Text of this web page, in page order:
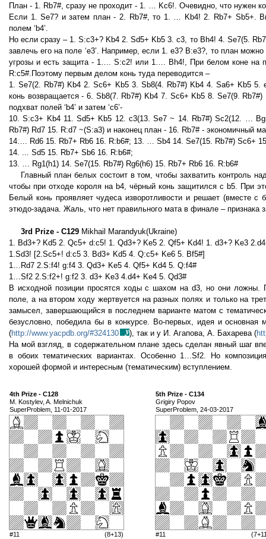
План - 1. Rb7#, сразу не проходит - 1. … Kc6!. Очевидно, что нужен
Если 1. Se7? и затем план - 2. Rb7#, то 1. … Kb4! 2. Rb7+ Sb5+.
полем ‘b4’.
Но если сразу – 1. S:c3+? Kb4 2. Sd5+ Kb5 3. c3, то Bh4! 4. Se7(5.
завлечь его на поле ‘e3’. Например, если 1. e3? B:e3?, то план
угрозы и есть защита - 1…. S:c2! или 1…. Bh4!, При белом коне на
R:c5#.Поэтому первым делом конь туда переводится –
1. Se7(2. Rb7#) Kb4 2. Sc6+ Kb5 3. Sb8(4. Rb7#) Kb4 4. Sa6+ Kb5 5.
конь возвращается - 6. Sb8(7. Rb7#) Kb4 7. Sc6+ Kb5 8. Se7(9.
подхват полей ‘b4’ и затем ‘c6’-
10. S:c3+ Kb4 11. Sd5+ Kb5 12. c3(13. Se7 ~ 14. Rb7#) Sc2(12. …
Rb7#) Rd7 15. R:d7 ~(S:a3) и наконец план - 16. Rb7# - экономичный
14…. Rd6 15. Rb7+ Rb6 16. R:b6#; 13. … Sb4 14. Se7(15. Rb7#) Sc6+
14. ... Sd5 15. Rb7+ Sb6 16. R:b6#;
13. … Rg1(h1) 14. Se7(15. Rb7#) Rg6(h6) 15. Rb7+ Rb6 16. R:b6#
Главный план белых состоит в том, чтобы захватить контроль
чтобы при отходе короля на b4, чёрный конь защитился с b5. При
Белый конь проявляет чудеса изворотливости и решает (вместе
этюдо-задача. Жаль, что нет правильного мата в финале – признака
3rd Prize - C129 Mikhail Marandyuk(Ukraine)
1. Bd3+? Kd5 2. Qc5+ d:c5! 1. Qd3+? Ke5 2. Qf5+ Kd4! 1. d3+? Ke3
1.Sd3! [2.Sc5+! d:c5 3. Bd3+ Kd5 4. Q:c5+ Ke6 5. Bf5#]
1…Rd7 2.S:f4! g:f4 3. Qd3+ Ke5 4. Qf5+ Kd4 5. Q:f4#
1…Sf2 2.S:f2+! g:f2 3. d3+ Ke3 4.d4+ Ke4 5. Qd3#
В исходной позиции просятся ходы с шахом на d3, но они ложны.
поле, а на втором ходу жертвуется на разных полях и только на
замысел, завершающийся в последнем варианте матом с
безусловно, победила бы в конкурсе. Во-первых, идея и основная
(http://www.yacpdb.org/#324130 ), так и у И. Агапова, А. Бахарева (
На мой взгляд, в содержательном плане здесь сделан явный шаг
в обоих тематических вариантах. Особенно 1…Sf2. Но
хорошей формой и интересным (тематическим) вступлением.
4th Prize - C128
M. Kostylev, A. Melnichuk
SuperProblem, 11-01-2017
#11 (8+13)
5th Prize - C134
Grigiry Popov
SuperProblem, 24-03-2017
#11